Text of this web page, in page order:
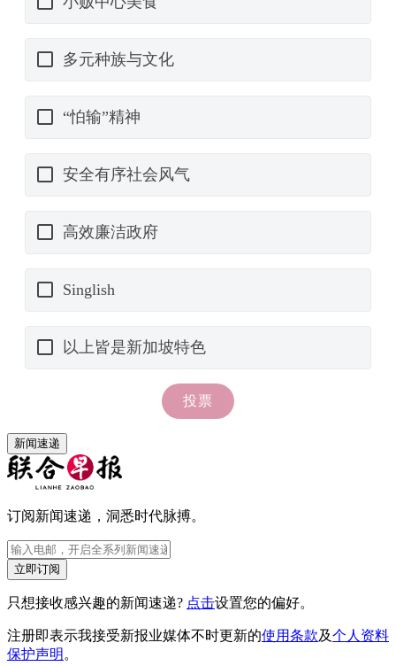
新闻速递
订阅新闻速递，洞悉时代脉搏。
立即订阅
只想接收感兴趣的新闻速递? 点击设置您的偏好。
注册即表示我接受新报业媒体不时更新的使用条款及个人资料
保护声明 。